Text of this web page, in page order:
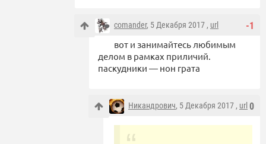
-1
comander, 5 Декабря 2017 , url
вот и занимайтесь любимым
делом в рамках приличий.
паскудники — нон грата
0
Никандрович, 5 Декабря 2017 , url